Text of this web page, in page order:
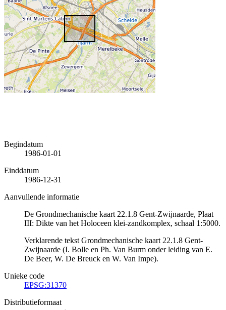
Begindatum
1986-01-01
Einddatum
1986-12-31
Aanvullende informatie
De Grondmechanische kaart 22.1.8 Gent-Zwijnaarde, Plaat
III: Dikte van het Holoceen klei-zandkomplex, schaal 1:5000.
Verklarende tekst Grondmechanische kaart 22.1.8 Gent-
Zwijnaarde (I. Bolle en Ph. Van Burm onder leiding van E.
De Beer, W. De Breuck en W. Van Impe).
Unieke code
EPSG:31370
Distributieformaat